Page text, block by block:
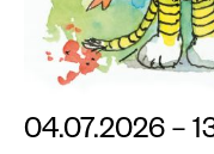
04.07.2026 –